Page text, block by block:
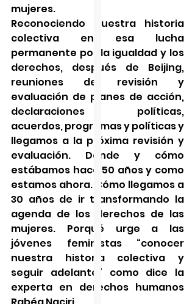
mujeres.
Reconociendo nuestra historia
colectiva en esa lucha
permanente por la igualdad y los
derechos, después de Beijing,
reuniones de revisión y
evaluación de planes de acción,
declaraciones políticas,
acuerdos, programas y políticas y
llegamos a la próxima revisión y
evaluación. Dónde y cómo
estábamos hace 50 años y como
estamos ahora. Cómo llegamos a
30 años de ir transformando la
agenda de los derechos de las
mujeres. Porqué urge a las
jóvenes feministas “conocer
nuestra historia colectiva y
seguir adelante” como dice la
experta en derechos humanos